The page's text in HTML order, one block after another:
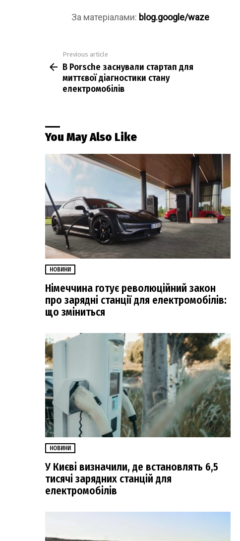
За матеріалами: blog.google/waze
more
Previous article
В Porsche заснували стартап для
миттєвої діагностики стану
електромобілів
You May Also Like
НОВИНИ
Німеччина готує революційний закон
про зарядні станції для електромобілів:
що зміниться
НОВИНИ
У Києві визначили, де встановлять 6,5
тисячі зарядних станцій для
електромобілів